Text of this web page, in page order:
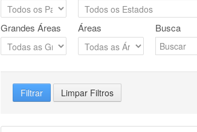
Grandes Áreas Áreas Busca
Filtrar Limpar Filtros